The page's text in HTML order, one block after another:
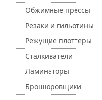
Обжимные прессы
Резаки и гильотины
Режущие плоттеры
Сталкиватели
Ламинаторы
Брошюровщики